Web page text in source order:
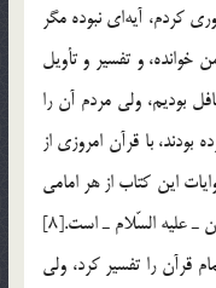
كردم، آيه‌اي نبوده مگر
خوانده، و تفسير و تأويل
بوديم، ولي مردم آن را
بودند، با قرآن امروزي از
اين كتاب از هر امامي
به امام ديگري به ارث رسيده و الان نزد امام زمان ـ عليه السّلام ـ است.[8]
قرآن را تفسير كرد، ولي